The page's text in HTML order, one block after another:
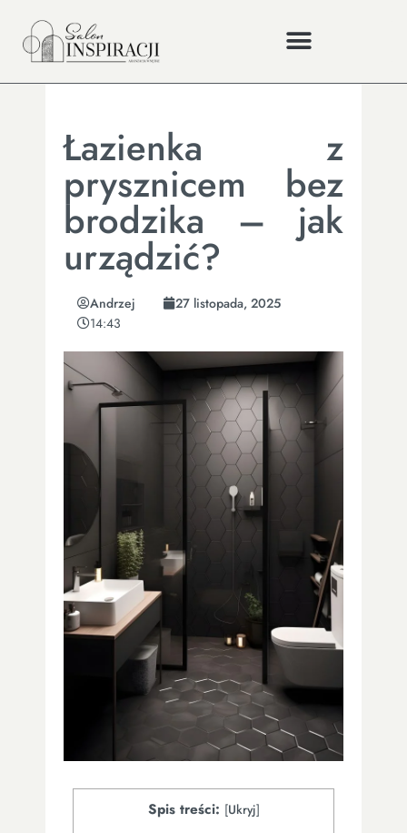
Łazienka z
prysznicem bez
brodzika – jak
urządzić?
Andrzej
27 listopada, 2025
14:43
Spis treści: [Ukryj]